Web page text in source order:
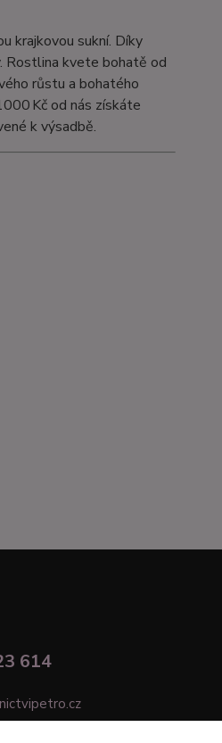
krajkovou sukní. Díky
Rostlina kvete bohatě od
růstu a bohatého
Kč od nás získáte
k výsadbě.
614